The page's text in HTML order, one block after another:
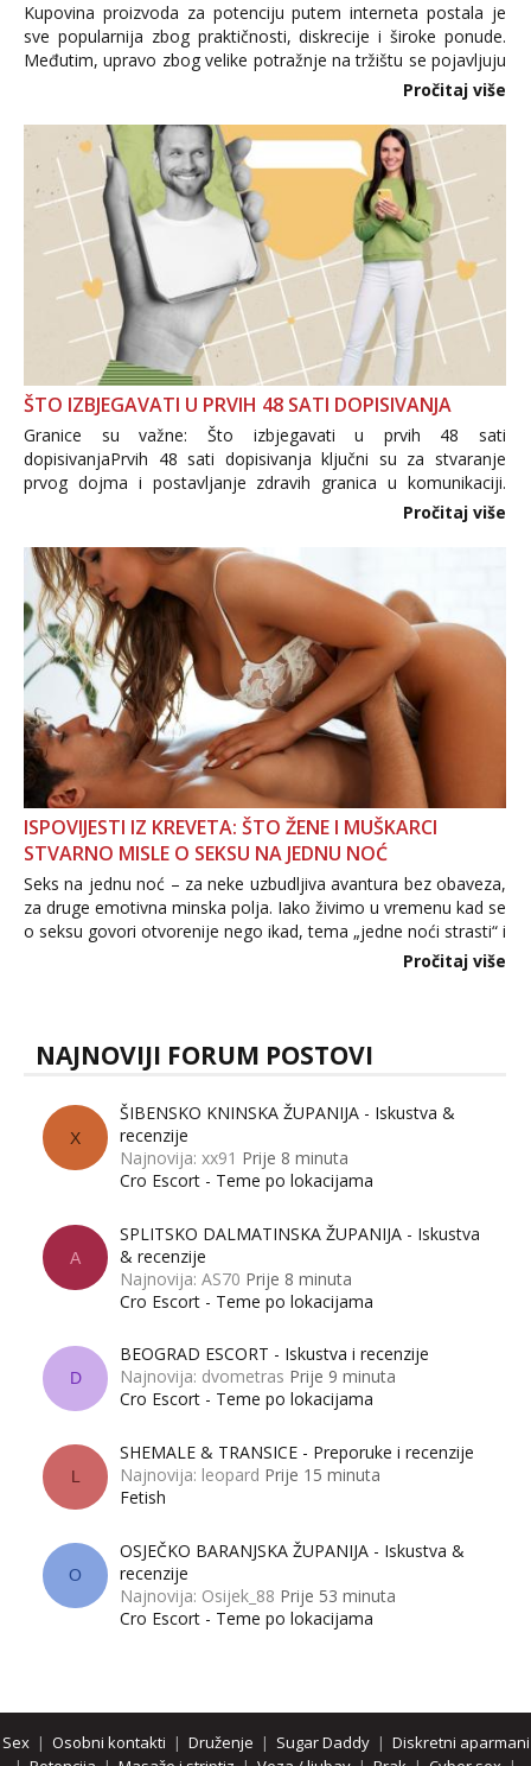
Kupovina proizvoda za potenciju putem interneta postala je
sve popularnija zbog praktičnosti, diskrecije i široke ponude.
Međutim, upravo zbog velike potražnje na tržištu se pojavljuju
i brojni krivotvoreni proizvodi, nepouzdane internetske
Pročitaj više
ŠTO IZBJEGAVATI U PRVIH 48 SATI DOPISIVANJA
Granice su važne: Što izbjegavati u prvih 48 sati
dopisivanjaPrvih 48 sati dopisivanja ključni su za stvaranje
prvog dojma i postavljanje zdravih granica u komunikaciji.
Važno je izbjeći prebrzo otkrivanje osobnih ili intimnih
informacija, jer nepoznata osoba još nije zaslužila to
povjerenje. Takođe...
Pročitaj više
ISPOVIJESTI IZ KREVETA: ŠTO ŽENE I MUŠKARCI
STVARNO MISLE O SEKSU NA JEDNU NOĆ
Seks na jednu noć – za neke uzbudljiva avantura bez obaveza,
za druge emotivna minska polja. Iako živimo u vremenu kad se
o seksu govori otvorenije nego ikad, tema „jedne noći strasti“ i
dalje izaziva burne rasprave. Što zapravo misle žene, a što
Pročitaj više
NAJNOVIJI FORUM POSTOVI
X
ŠIBENSKO KNINSKA ŽUPANIJA - Iskustva &
recenzije
Najnovija: xx91 Prije 8 minuta
Cro Escort - Teme po lokacijama
A
SPLITSKO DALMATINSKA ŽUPANIJA - Iskustva
& recenzije
Najnovija: AS70 Prije 8 minuta
Cro Escort - Teme po lokacijama
D
BEOGRAD ESCORT - Iskustva i recenzije
Najnovija: dvometras Prije 9 minuta
Cro Escort - Teme po lokacijama
L
SHEMALE & TRANSICE - Preporuke i recenzije
Najnovija: leopard Prije 15 minuta
Fetish
O
OSJEČKO BARANJSKA ŽUPANIJA - Iskustva &
recenzije
Najnovija: Osijek_88 Prije 53 minuta
Cro Escort - Teme po lokacijama
Sex| Osobni kontakti | Druženje | Sugar Daddy| Diskretni aparmani